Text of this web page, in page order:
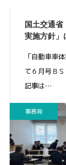
国土交通
実施方針」
「自動車車
て６月号Ｂ
記事は…
事務局